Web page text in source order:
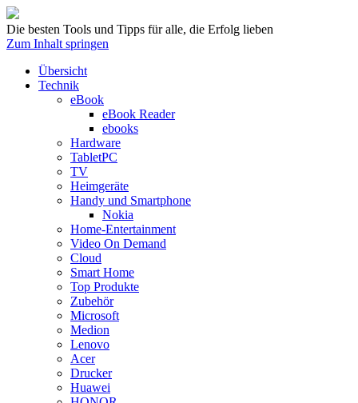
Die besten Tools und Tipps für alle, die Erfolg lieben
Zum Inhalt springen
Übersicht
Technik
eBook
eBook Reader
ebooks
Hardware
TabletPC
TV
Heimgeräte
Handy und Smartphone
Nokia
Home-Entertainment
Video On Demand
Cloud
Smart Home
Top Produkte
Zubehör
Microsoft
Medion
Lenovo
Acer
Drucker
Huawei